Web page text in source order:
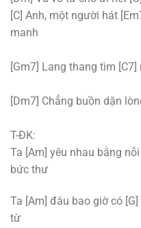
[C] Anh, một người hát
manh
[Gm7] Lang thang tìm
[Dm7] Chẳng buồn dặn
T-ĐK:
Ta [Am] yêu nhau bằng
bức thư
Ta [Am] đâu bao giờ có
từ